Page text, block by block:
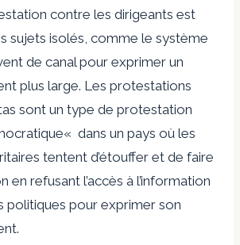
contre les dirigeants est
sujets isolés, comme le système
de canal pour exprimer un
plus large. Les protestations
sont un type de protestation
« dans un pays où les
tentent d’étouffer et de faire
en refusant l’accès à l’information
politiques pour exprimer son